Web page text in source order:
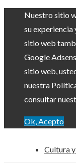
Nuestro sitio
su experiencia
sitio web
Google
sitio web,
nuestra
consultar
Ok, Acepto
Cultura